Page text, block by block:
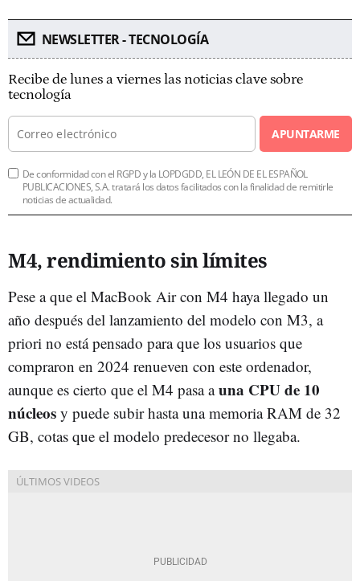
NEWSLETTER - TECNOLOGÍA
Recibe de lunes a viernes las noticias clave sobre
tecnología
APUNTARME
De conformidad con el RGPD y la LOPDGDD, EL LEÓN DE EL ESPAÑOL
PUBLICACIONES, S.A. tratará los datos facilitados con la finalidad de remitirle
noticias de actualidad.
M4, rendimiento sin límites
Pese a que el MacBook Air con M4 haya llegado un
año después del lanzamiento del modelo con M3, a
priori no está pensado para que los usuarios que
compraron en 2024 renueven con este ordenador,
aunque es cierto que el M4 pasa auna CPU de 10
núcleos y puede subir hasta una memoria RAM de 32
GB, cotas que el modelo predecesor no llegaba.